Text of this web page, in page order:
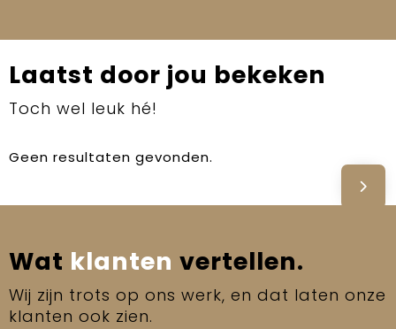
Laatst door jou bekeken
Toch wel leuk hé!
Geen resultaten gevonden.
Wat klanten vertellen.
Wij zijn trots op ons werk, en dat laten onze
klanten ook zien.